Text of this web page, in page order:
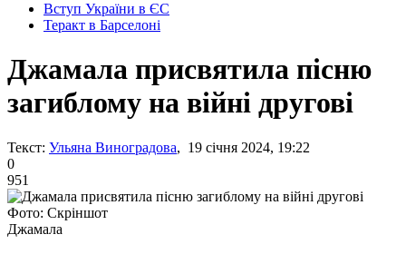
Вступ України в ЄС
Теракт в Барселоні
Джамала присвятила пісню
загиблому на війні другові
Текст: Ульяна Виноградова, 19 січня 2024, 19:22
0
951
Фото: Скріншот
Джамала